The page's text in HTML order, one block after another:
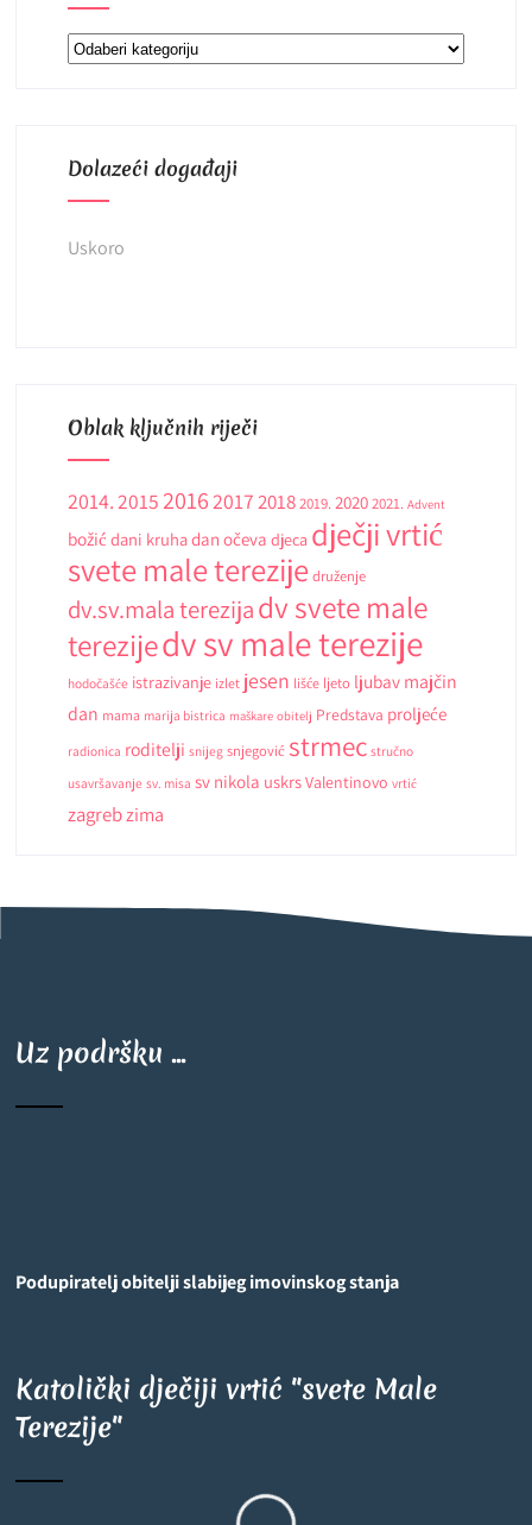
Kategorije
Dolazeći događaji
Uskoro
Oblak ključnih riječi
2014.2015201620172018 2019. 2020 2021. Advent
božić dani kruhadan očeva djeca dječji vrtić
svete male terezije druženje
dv.sv.mala terezijadv svete male
terezijedv sv male terezije
hodočašće istrazivanje izlet jesen lišće ljeto ljubav majčin
dan mama marija bistrica maškare obitelj Predstava proljeće
radionica roditelji snijeg snjegović strmec stručno
usavršavanje sv. misa sv nikola uskrsValentinovo vrtić
zagrebzima
Uz podršku ...
Podupiratelj obitelji slabijeg imovinskog stanja
Katolički dječiji vrtić "svete Male
Terezije"